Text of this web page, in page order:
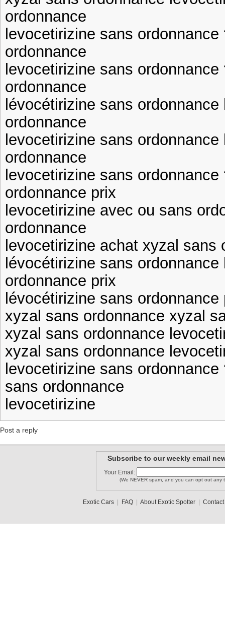
ordonnance
levocetirizine sans
ordonnance
levocetirizine sans
ordonnance
lévocétirizine sans
ordonnance
levocetirizine sans
ordonnance
levocetirizine sans
ordonnance prix
levocetirizine avec ou sans
ordonnance
levocetirizine achat xyzal sans
lévocétirizine sans
ordonnance prix
lévocétirizine sans
xyzal sans ordonnance xyzal
xyzal sans ordonnance
xyzal sans ordonnance
levocetirizine sans
sans ordonnance
levocetirizine
Post a reply
Subscribe to our weekly email
Your Email:
(We NEVER spam, and you can opt out any
Exotic Cars| FAQ| About Exotic Spotter| Contact